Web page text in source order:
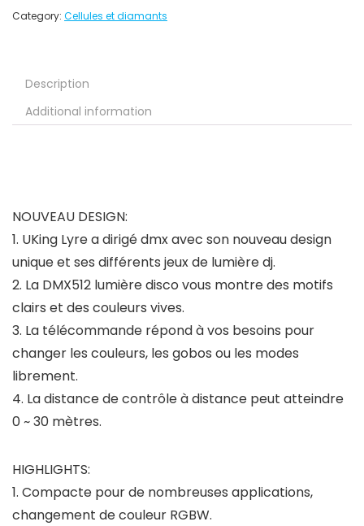
Category: Cellules et diamants
Description
Additional information
NOUVEAU DESIGN:
1. UKing Lyre a dirigé dmx avec son nouveau design
unique et ses différents jeux de lumière dj.
2. La DMX512 lumière disco vous montre des motifs
clairs et des couleurs vives.
3. La télécommande répond à vos besoins pour
changer les couleurs, les gobos ou les modes
librement.
4. La distance de contrôle à distance peut atteindre
0 ~ 30 mètres.
HIGHLIGHTS:
1. Compacte pour de nombreuses applications,
changement de couleur RGBW.